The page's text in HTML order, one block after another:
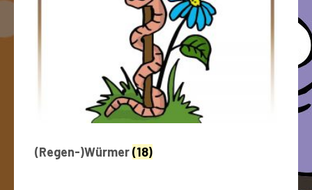
(Regen-)Würmer(18)